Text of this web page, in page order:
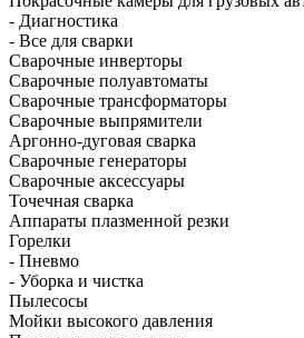
- Диагностика
- Все для сварки
Сварочные инверторы
Сварочные полуавтоматы
Сварочные трансформаторы
Сварочные выпрямители
Аргонно-дуговая сварка
Сварочные генераторы
Сварочные аксессуары
Точечная сварка
Аппараты плазменной резки
Горелки
- Пневмо
- Уборка и чистка
Пылесосы
Мойки высокого давления